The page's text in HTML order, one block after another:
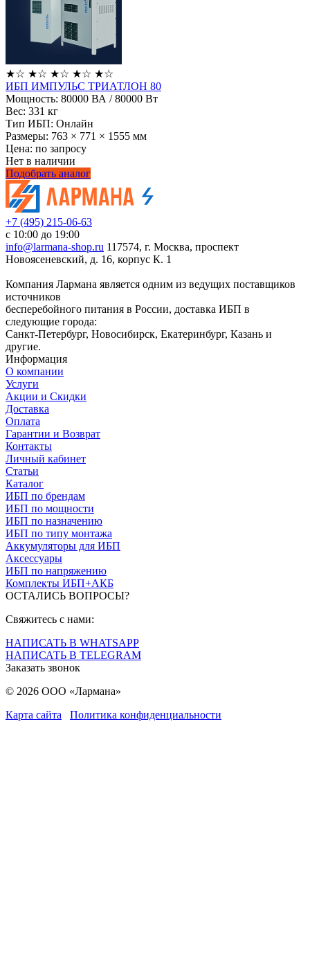
★☆ ★☆ ★☆ ★☆ ★☆
ИБП ИМПУЛЬС ТРИАТЛОН 80
Мощность: 80000 ВА / 80000 Вт
Вес: 331 кг
Тип ИБП: Онлайн
Размеры: 763 × 771 × 1555 мм
Цена: по запросу
Нет в наличии
Подобрать аналог
+7 (495) 215-06-63
с 10:00 до 19:00
info@larmana-shop.ru 117574, г. Москва, проспект
Новоясеневский, д. 16, корпус К. 1
Компания Лармана является одним из ведущих поставщиков
источников
бесперебойного питания в России, доставка ИБП в
следующие города:
Санкт-Петербург, Новосибирск, Екатеринбург, Казань и
другие.
Информация
О компании
Услуги
Акции и Скидки
Доставка
Оплата
Гарантии и Возврат
Контакты
Личный кабинет
Статьи
Каталог
ИБП по брендам
ИБП по мощности
ИБП по назначению
ИБП по типу монтажа
Аккумуляторы для ИБП
Аксессуары
ИБП по напряжению
Комплекты ИБП+АКБ
ОСТАЛИСЬ ВОПРОСЫ?
Свяжитесь с нами:
НАПИСАТЬ В WHATSAPP
НАПИСАТЬ В TELEGRAM
Заказать звонок
© 2026 ООО «Лармана»
Карта сайта
Политика конфиденциальности